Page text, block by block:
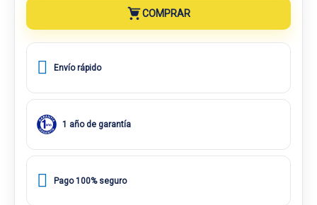
COMPRAR
Envío rápido
1 año de garantía
Pago 100% seguro